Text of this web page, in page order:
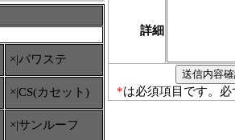
×|パワステ
×|CS(カセット)
×|サンルーフ
詳細
*は必須項目です。必